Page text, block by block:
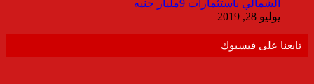
الشمالي باستثمارات 9مليار جنيه
يوليو 28, 2019
تابعنا على فيسبوك